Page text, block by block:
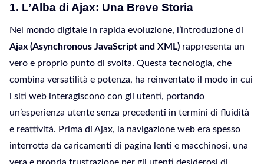
1. L’Alba di Ajax: Una Breve Storia
Nel mondo digitale in rapida evoluzione, l’introduzione di
Ajax (Asynchronous JavaScript and XML) rappresenta un
vero e proprio punto di svolta. Questa tecnologia, che
combina versatilità e potenza, ha reinventato il modo in cui
i siti web interagiscono con gli utenti, portando
un’esperienza utente senza precedenti in termini di fluidità
e reattività. Prima di Ajax, la navigazione web era spesso
interrotta da caricamenti di pagina lenti e macchinosi, una